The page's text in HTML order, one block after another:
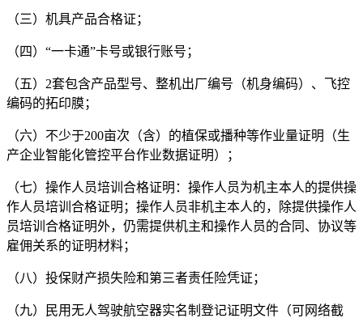
（三）机具产品合格证；
（四）“一卡通”卡号或银行账号；
（五）2套包含产品型号、整机出厂编号（机身编码）、飞控
编码的拓印膜；
（六）不少于200亩次（含）的植保或播种等作业量证明（生
产企业智能化管控平台作业数据证明）；
（七）操作人员培训合格证明：操作人员为机主本人的提供操
作人员培训合格证明；操作人员非机主本人的，除提供操作人
员培训合格证明外，仍需提供机主和操作人员的合同、协议等
雇佣关系的证明材料；
（八）投保财产损失险和第三者责任险凭证；
（九）民用无人驾驶航空器实名制登记证明文件（可网络截